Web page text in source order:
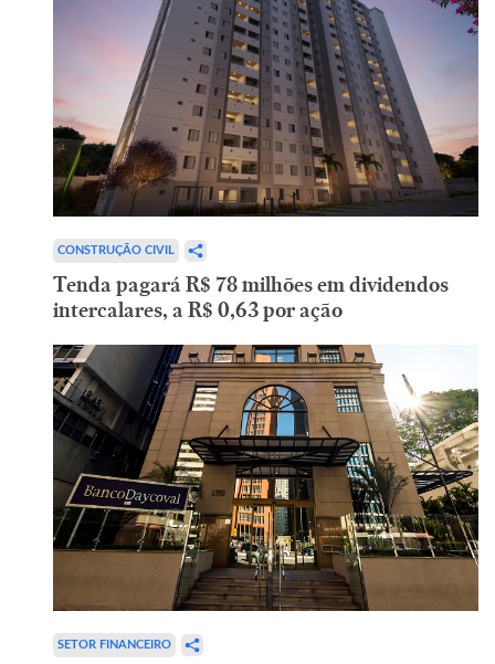
CONSTRUÇÃO CIVIL
Tenda pagará R$ 78 milhões em dividendos
intercalares, a R$ 0,63 por ação
SETOR FINANCEIRO